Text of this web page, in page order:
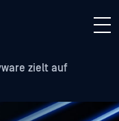
zielt auf